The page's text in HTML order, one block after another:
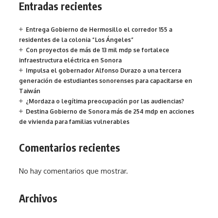
Entradas recientes
Entrega Gobierno de Hermosillo el corredor 155 a
residentes de la colonia “Los Ángeles”
Con proyectos de más de 13 mil mdp se fortalece
infraestructura eléctrica en Sonora
Impulsa el gobernador Alfonso Durazo a una tercera
generación de estudiantes sonorenses para capacitarse en
Taiwán
¿Mordaza o legítima preocupación por las audiencias?
Destina Gobierno de Sonora más de 254 mdp en acciones
de vivienda para familias vulnerables
Comentarios recientes
No hay comentarios que mostrar.
Archivos